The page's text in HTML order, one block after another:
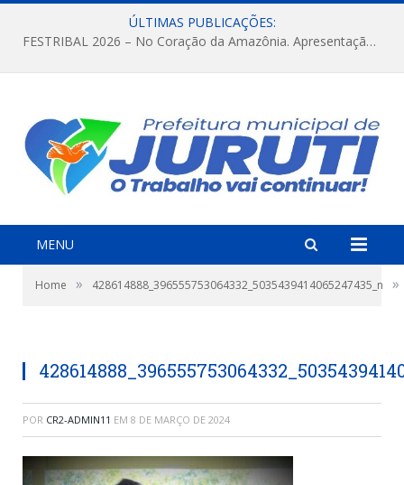
ÚLTIMAS PUBLICAÇÕES:
FESTRIBAL 2026 – No Coração da Amazônia. Apresentação da Munduruku.
MENU
Home » 428614888_396555753064332_5035439414065247435_n »
POR CR2-ADMIN11 EM 8 DE MARÇO DE 2024